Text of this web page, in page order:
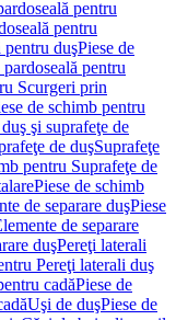
pentru
pentru
pentru duşPiese de
pentru
Scurgeri prin
de schimb pentru
şi suprafeţe de
de duşSuprafeţe
pentru Suprafeţe de
Piese de schimb
de separare duşPiese
de separare
duşPereţi laterali
Pereţi laterali duş
cadăPiese de
Uşi de duşPiese de